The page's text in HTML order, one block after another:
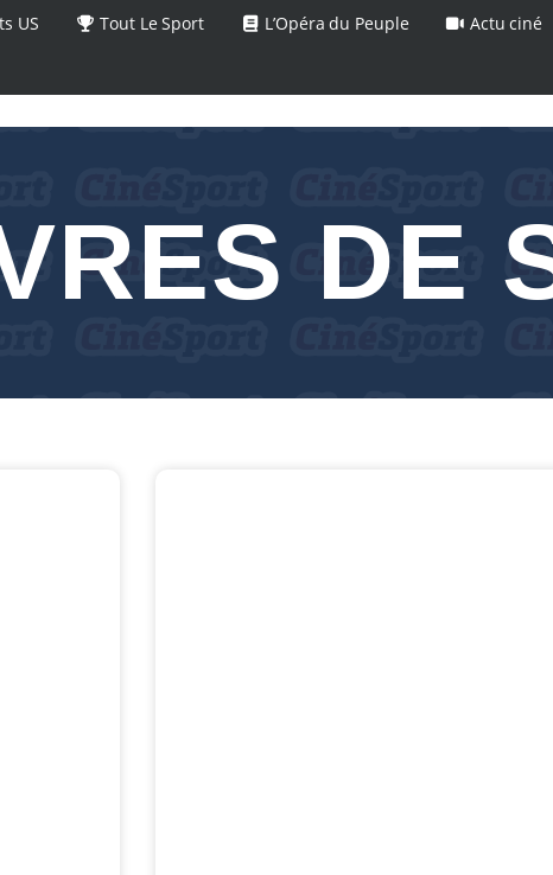
US Tout Le Sport L’Opéra du Peuple Actu ciné
DE